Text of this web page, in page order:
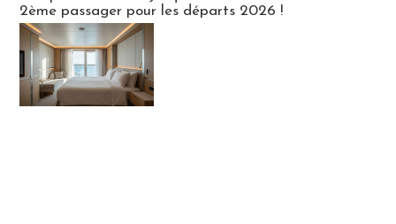
2ème passager pour les départs 2026 !